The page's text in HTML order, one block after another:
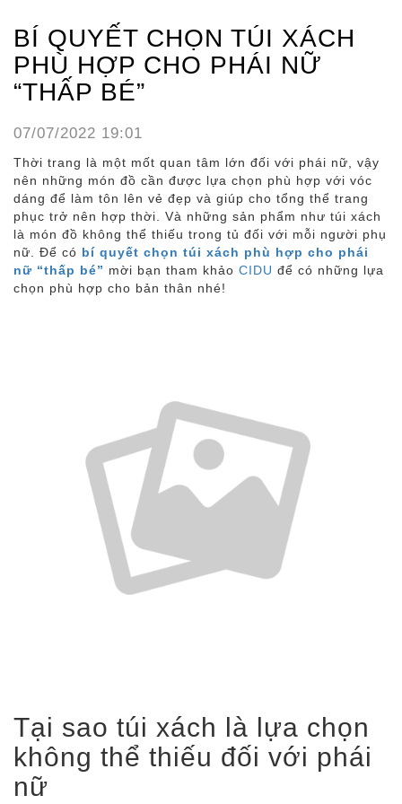
BÍ QUYẾT CHỌN TÚI XÁCH
PHÙ HỢP CHO PHÁI NỮ
“THẤP BÉ”
07/07/2022 19:01
Thời trang là một mốt quan tâm lớn đối với phái nữ, vậy
nên những món đồ cần được lựa chọn phù hợp với vóc
dáng để làm tôn lên vẻ đẹp và giúp cho tổng thể trang
phục trở nên hợp thời. Và những sản phẩm như túi xách
là món đồ không thể thiếu trong tủ đối với mỗi người phụ
nữ. Để có bí quyết chọn túi xách phù hợp cho phái
nữ “thấp bé” mời bạn tham khảo CIDU để có những lựa
chọn phù hợp cho bản thân nhé!
Tại sao túi xách là lựa chọn
không thể thiếu đối với phái
nữ